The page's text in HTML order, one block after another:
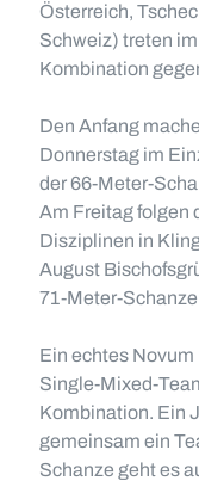
Österreich,
Schweiz) treten
Kombination
Den Anfang
Donnerstag im
der 66-Meter-
Am Freitag folgen
Disziplinen in
August
71-Meter-
Ein echtes Novum
Single-Mixed-
Kombination. Ein
gemeinsam ein
Schanze geht es